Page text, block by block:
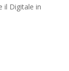
il Digitale in